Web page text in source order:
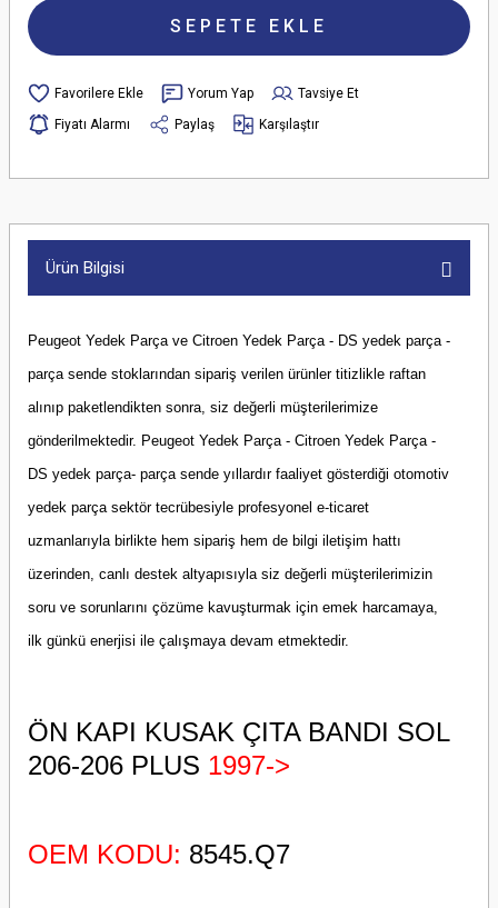
SEPETE EKLE
Yorum Yap
Tavsiye Et
Fiyatı Alarmı
Paylaş Karşılaştır
Ürün Bilgisi
Peugeot Yedek Parça ve Citroen Yedek Parça - DS yedek parça -
parça sende stoklarından sipariş verilen ürünler titizlikle raftan
alınıp paketlendikten sonra, siz değerli müşterilerimize
gönderilmektedir. Peugeot Yedek Parça - Citroen Yedek Parça -
DS yedek parça- parça sende yıllardır faaliyet gösterdiği otomotiv
yedek parça sektör tecrübesiyle profesyonel e-ticaret
uzmanlarıyla birlikte hem sipariş hem de bilgi iletişim hattı
üzerinden, canlı destek altyapısıyla siz değerli müşterilerimizin
soru ve sorunlarını çözüme kavuşturmak için emek harcamaya,
ilk günkü enerjisi ile çalışmaya devam etmektedir.
ÖN KAPI KUSAK ÇITA BANDI SOL
206-206 PLUS 1997->
OEM KODU: 8545.Q7